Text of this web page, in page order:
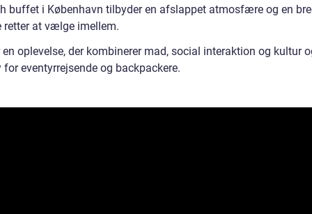
buffet i København tilbyder en afslappet atmosfære og en
at vælge imellem.
oplevelse, der kombinerer mad, social interaktion og kultur
for eventyrrejsende og backpackere.